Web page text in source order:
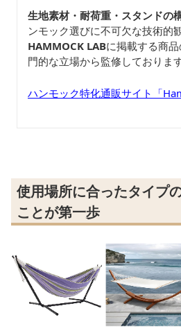
生地素材・耐荷重・スタンドの
ンモック選びに不可欠な技術的
HAMMOCK LABに掲載する商
門的な立場から監修しております
ハンモック特化通販サイト「
使用場所に合ったタイプ
ことが第一歩